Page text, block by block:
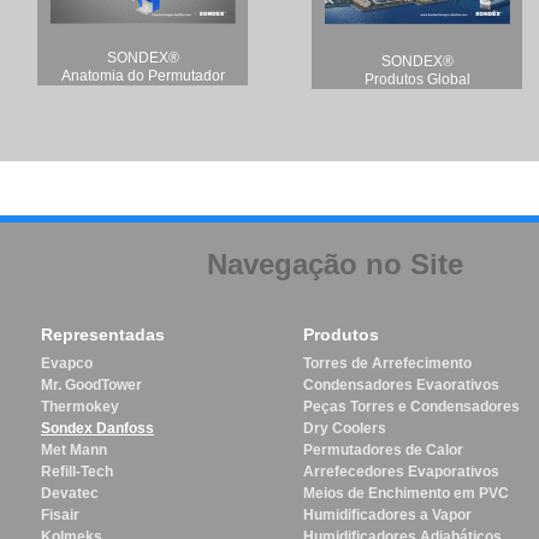
Representadas
Navegação no Site
Evapco
Mr. GoodTower
Thermokey
Sondex Danfoss
Met Mann
Refill-Tech
Devatec
Fisair
Torres de Arrefecimento
Condensadores Evaorativos
Peças Torres e Condensadores
Dry Coolers
Permutadores de Calor
Arrefecedores Evaporativos
Meios de Enchimento em PVC
Humidificadores a Vapor
Produtos
SONDEX®
Anatomia do Permutador
SONDEX®
Produtos Global